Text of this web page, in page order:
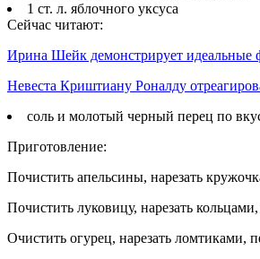
1 ст. л. яблочного уксуса
Сейчас читают:
Ирина Шейк демонстрирует
Невеста Криштиану Роналду
соль и молотый черный перец по
Приготовление:
Почистить апельсины, нарезать
Почистить луковицу, нарезать
Очистить огурец, нарезать ломтиками,